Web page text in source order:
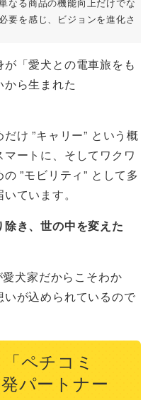
なる商品の機能向上だけでな
要を感じ、ビジョンを進化さ
「愛犬との電車旅をも
ら生まれた
け ”キャリー” という概
ートに、そしてワクワ
”モビリティ” として多
ています。
除き、世の中を変えた
犬家だからこそわか
が込められているので
ペチコミ
パートナー